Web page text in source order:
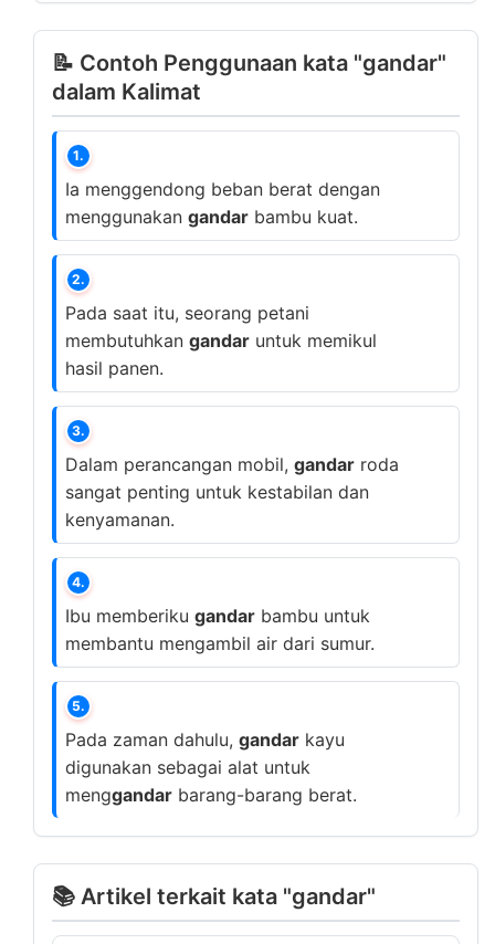
📝 Contoh Penggunaan kata "gandar"
dalam Kalimat
1.
Ia menggendong beban berat dengan
menggunakan gandar bambu kuat.
2.
Pada saat itu, seorang petani
membutuhkan gandar untuk memikul
hasil panen.
3.
Dalam perancangan mobil, gandar roda
sangat penting untuk kestabilan dan
kenyamanan.
4.
Ibu memberiku gandar bambu untuk
membantu mengambil air dari sumur.
5.
Pada zaman dahulu, gandar kayu
digunakan sebagai alat untuk
menggandar barang-barang berat.
📚 Artikel terkait kata "gandar"